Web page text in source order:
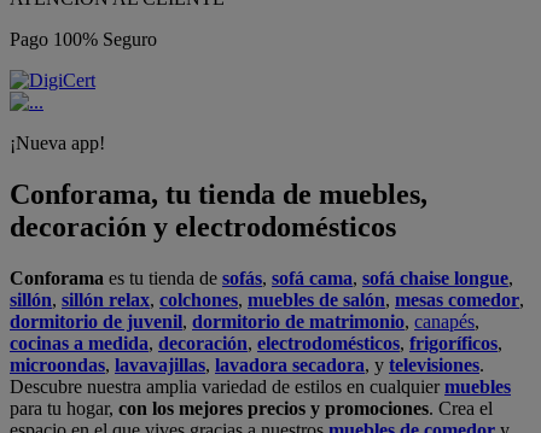
Pago 100% Seguro
¡Nueva app!
Conforama, tu tienda de muebles,
decoración y electrodomésticos
Conforama es tu tienda de sofás, sofá cama, sofá chaise longue,
sillón, sillón relax, colchones, muebles de salón, mesas comedor,
dormitorio de juvenil, dormitorio de matrimonio, canapés,
cocinas a medida, decoración, electrodomésticos, frigoríficos,
microondas, lavavajillas, lavadora secadora, y televisiones.
Descubre nuestra amplia variedad de estilos en cualquiermuebles
para tu hogar, con los mejores precios y promociones. Crea el